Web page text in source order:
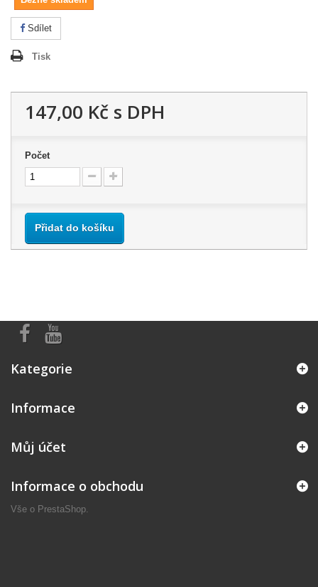
Sdílet
Tisk
147,00 Kč s DPH
Počet
Přidat do košíku
Kategorie
Informace
Můj účet
Informace o obchodu
Vše o PrestaShop.